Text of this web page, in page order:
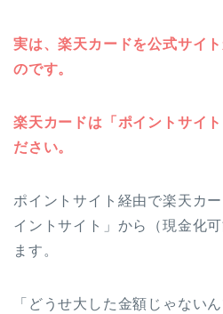
実は、楽天カードを公式サイ
のです。
楽天カードは「ポイントサイ
ださい。
ポイントサイト経由で楽天カ
イントサイト」から（現金化
ます。
「どうせ大した金額じゃない